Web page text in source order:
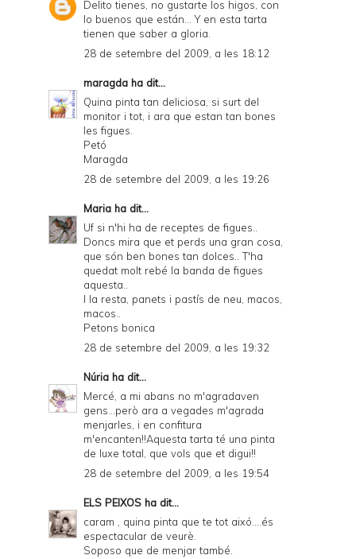
Delito tienes, no gustarte los higos, con
lo buenos que están... Y en esta tarta
tienen que saber a gloria.
28 de setembre del 2009, a les 18:12
maragda ha dit...
Quina pinta tan deliciosa, si surt del
monitor i tot, i ara que estan tan bones
les figues.
Petó
Maragda
28 de setembre del 2009, a les 19:26
Maria ha dit...
Uf si n'hi ha de receptes de figues..
Doncs mira que et perds una gran cosa,
que són ben bones tan dolces.. T'ha
quedat molt rebé la banda de figues
aquesta..
I la resta, panets i pastís de neu, macos,
macos..
Petons bonica
28 de setembre del 2009, a les 19:32
Núria ha dit...
Mercé, a mi abans no m'agradaven
gens...però ara a vegades m'agrada
menjarles, i en confitura
m'encanten!!Aquesta tarta té una pinta
de luxe total, que vols que et digui!!
28 de setembre del 2009, a les 19:54
ELS PEIXOS ha dit...
caram , quina pinta que te tot aixó....és
espectacular de veurè.
Soposo que de menjar també.